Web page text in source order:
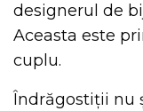
designerul de
Aceasta este
cuplu.
Îndrăgostiții nu